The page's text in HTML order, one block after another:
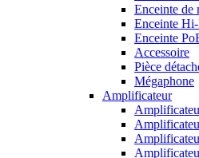
Enceinte de
Enceinte
Enceinte
Accessoire
Pièce
Mégaphone
Amplificateur